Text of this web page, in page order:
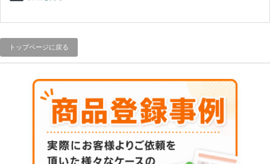
トップページに戻る